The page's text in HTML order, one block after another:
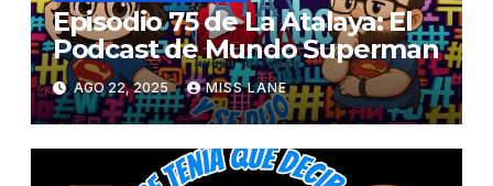
Episodio 75 de La Atalaya: El
Podcast de Mundo Superman
AGO 22, 2025 MISS LANE